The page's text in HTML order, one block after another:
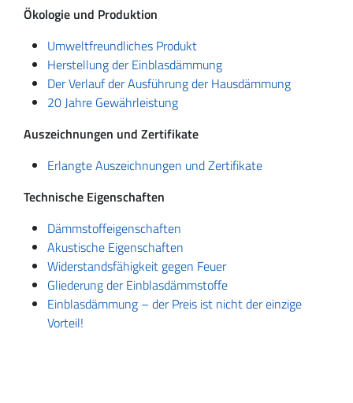
Ökologie und Produktion
Umweltfreundliches Produkt
Herstellung der Einblasdämmung
Der Verlauf der Ausführung der Hausdämmung
20 Jahre Gewährleistung
Auszeichnungen und Zertifikate
Erlangte Auszeichnungen und Zertifikate
Technische Eigenschaften
Dämmstoffeigenschaften
Akustische Eigenschaften
Widerstandsfähigkeit gegen Feuer
Gliederung der Einblasdämmstoffe
Einblasdämmung – der Preis ist nicht der einzige
Vorteil!